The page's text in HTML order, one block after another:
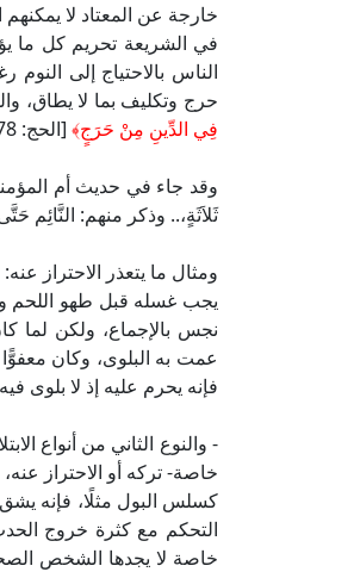
خارجة عن المعتاد لا
في الشريعة تحريم كل ما
الناس بالاحتياج إلى
حرج وتكليف بما لا يطاق،
فِي الدِّينِ مِنْ حَرَجٍ﴾ [الحج: 78].
وقد جاء في حديث أم
ثَلاَثَةٍ،.. وذكر منهم: النَّائِم
ومثال ما يتعذر الاحتراز
يجب غسله قبل طهو اللحم
نجس بالإجماع، ولكن لما
عمت به البلوى، وكان معفوًّا
فإنه يحرم عليه إذ لا بلوى
- والنوع الثاني من أنواع
خاصة- تركه أو الاحتراز
كسلس البول مثلًا، فإنه يشق
التحكم مع كثرة خروج
خاصة لا يجدها الشخص